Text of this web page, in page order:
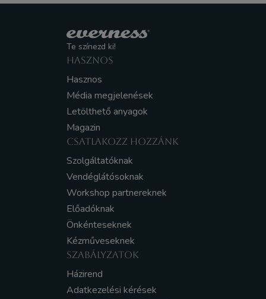
Te színezd ki!
HASZNOS
Hasznos
Média megjelenések
Letölthető anyagok
Magazin
CSATLAKOZZ HOZZÁNK
Szolgáltatóknak
Vendéglátósoknak
Workshop partnereknek
Előadóknak
Önkénteseknek
Kézműveseknek
SZABÁLYZATOK
Házirend
Adatkezelési kérések